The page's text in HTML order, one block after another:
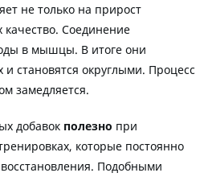
не только на прирост
Соединение
в мышцы. В итоге они
становятся округлыми. Процесс
замедляется.
добавок полезно при
которые постоянно
Подобными